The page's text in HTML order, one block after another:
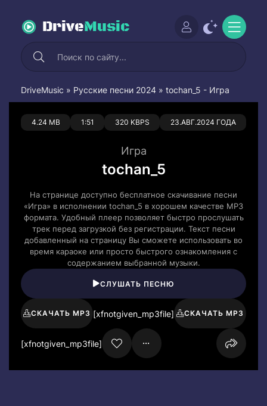
DriveMusic
DriveMusic » Русские песни 2024 » tochan_5 - Игра
4.24 MB 1:51 320 KBPS 23.АВГ.2024 ГОДА
0 0
Игра
tochan_5
На странице доступно бесплатное скачивание песни
«Игра» в исполнении tochan_5 в хорошем качестве MP3
формата. Удобный плеер позволяет быстро прослушать
трек перед загрузкой без регистрации. Текст песни
добавленный на страницу Вы сможете использовать во
время караоке или просто быстрого ознакомления с
содержанием выбранной музыки.
СЛУШАТЬ ПЕСНЮ
СКАЧАТЬ MP3 [xfnotgiven_mp3file] СКАЧАТЬ MP3
[xfnotgiven_mp3file]